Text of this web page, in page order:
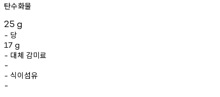
탄수화물
25 g
- 당
17 g
- 대체 감미료
-
- 식이섬유
-